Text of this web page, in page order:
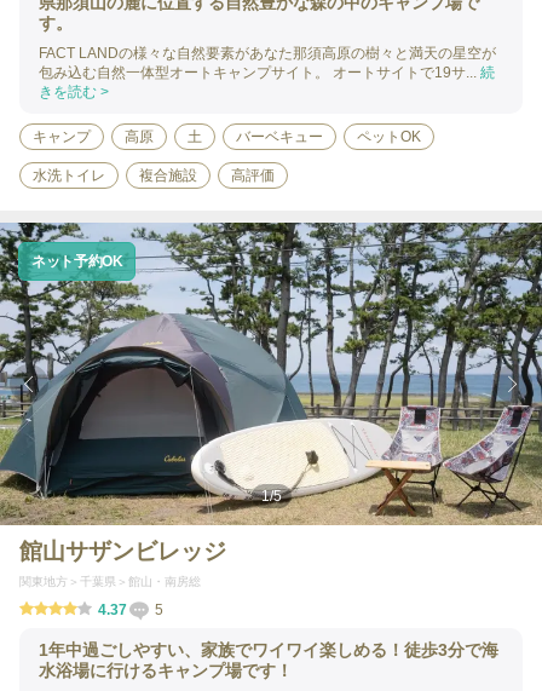
す。
FACT LANDの様々な自然要素があなた那須高原の樹々と満天の星空が
包み込む自然一体型オートキャンプサイト。 オートサイトで19サ... 続
きを読む >
キャンプ 高原 土 バーベキュー ペットOK
水洗トイレ 複合施設 高評価
1/5
ネット予約OK
館山サザンビレッジ
関東地方 千葉県 館山・南房総
4.37 5
1年中過ごしやすい、家族でワイワイ楽しめる！徒歩3分で海
水浴場に行けるキャンプ場です！